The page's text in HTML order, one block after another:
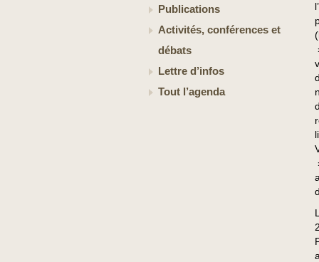
Publications
Activités, conférences et
débats
Lettre d’infos
Tout l’agenda